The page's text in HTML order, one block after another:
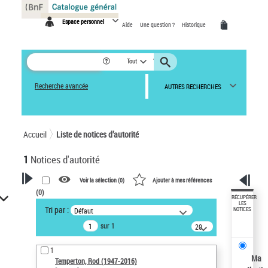
Espace personnel Aide Une question ? Historique
Tout
Recherche avancée AUTRES RECHERCHES
Accueil Liste de notices d’autorité
1 Notices d'autorité
VOTRE RECHERCHE
Recherche avancée dans les
notices d’autorité
Œuvres liées à l'auteur :
Temperton, Rod (1947-2016)
Voir la sélection (0) Ajouter à mes références
(0)
Tri par : Défaut
sur 1
20
résultats/page
1
Temperton, Rod (1947-2016)
RÉCUPÉRER
LES
NOTICES
Ma
Panneau de gestion des cookies